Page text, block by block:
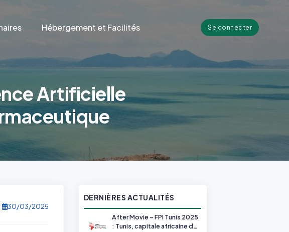
Hébergement et Facilités Se connecter
Artificielle
30/03/2025
DERNIÈRES ACTUALITÉS
After Movie – FPI Tunis 2025
: Tunis, capitale africaine de